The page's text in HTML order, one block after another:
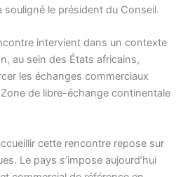
le président du Conseil.
intervient dans un contexte
au sein des États africains,
les échanges commerciaux
de libre-échange continentale
cette rencontre repose sur
Le pays s’impose aujourd’hui